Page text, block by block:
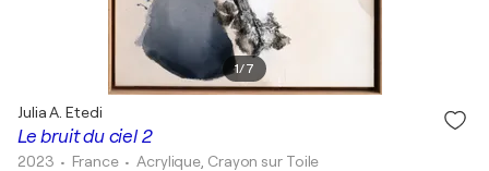
1/7
Le bruit du ciel 2
Julia A. Etedi
2023 • France •Acrylique, Crayon sur Toile